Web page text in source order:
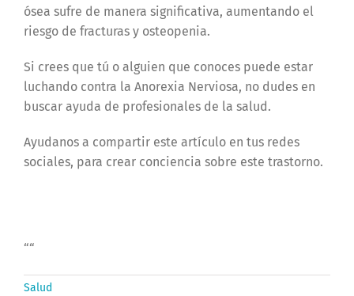
ósea sufre de manera significativa, aumentando el
riesgo de fracturas y osteopenia.
Si crees que tú o alguien que conoces puede estar
luchando contra la Anorexia Nerviosa, no dudes en
buscar ayuda de profesionales de la salud.
Ayudanos a compartir este artículo en tus redes
sociales, para crear conciencia sobre este trastorno.
““
Salud